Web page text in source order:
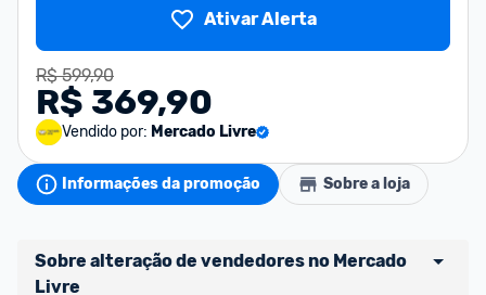
Ativar Alerta
R$ 599,90
R$ 369,90
Vendido por: Mercado Livre
Informações da promoção Sobre a loja
Sobre alteração de vendedores no Mercado
Livre